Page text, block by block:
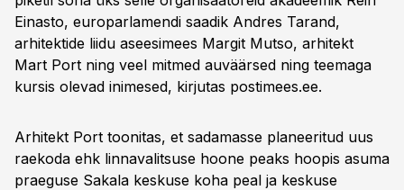
Einasto, europarlamendi saadik Andres Tarand,
arhitektide liidu aseesimees Margit Mutso, arhitekt
Mart Port ning veel mitmed auväärsed ning teemaga
kursis olevad inimesed, kirjutas postimees.ee.
Arhitekt Port toonitas, et sadamasse planeeritud uus
raekoda ehk linnavalitsuse hoone peaks hoopis asuma
praeguse Sakala keskuse koha peal ja keskuse